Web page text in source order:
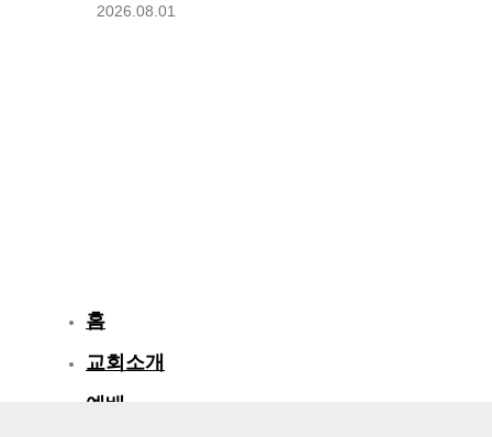
2026.08.01
홈
교회소개
예배